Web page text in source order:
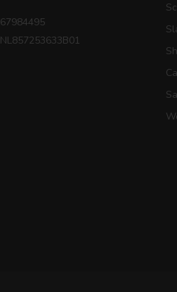
67984495
NL857253633B01